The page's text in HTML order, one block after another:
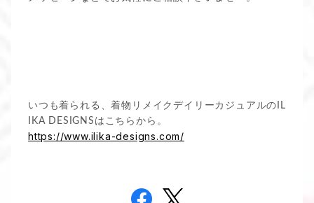
いつも着られる、着物リメイクデイリーカジュアルのIL
IKA DESIGNSはこちらから。
https://www.ilika-designs.com/